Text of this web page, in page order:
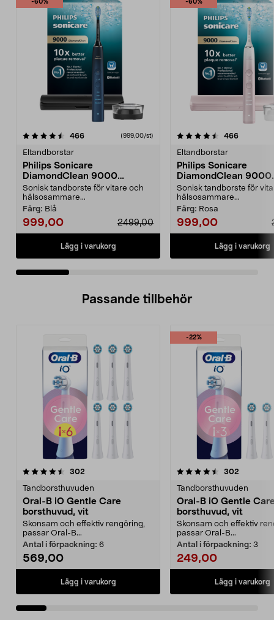
-60%
466recensioner(999,00/st)
Eltandborstar
Philips Sonicare
DiamondClean 9000
eltandborste, Special Edition
Sonisk tandborste för vitare och
hälsosammare...
Färg: Blå
999,00 2499,00
Lägg i varukorg
-60%
4.5 av 5 stjärnor 466
Eltandborstar
Philips Sonicare
DiamondClean 9000
eltandborste, Special
Sonisk tandborste för
hälsosammare...
Färg: Rosa
999,00
Lägg i varukorg
4.5 av 5 stjärnor
Passande tillbehör
302
Tandborsthuvuden
Oral-B iO Gentle Care
borsthuvud, vit
Skonsam och effektiv rengöring,
passar Oral-B...
Antal i förpackning: 6
569,00
Lägg i varukorg
-22%
4.5av 5 stjärnor 302
Tandborsthuvuden
Oral-B iO Gentle
borsthuvud, vit
Skonsam och effektiv
passar Oral-B...
Antal i förpackning: 3
249,00
Lägg i varukorg
4.5av 5 stjärnor